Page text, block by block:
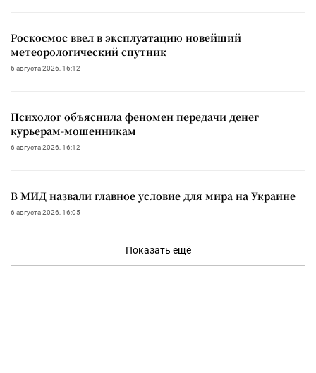
Роскосмос ввел в эксплуатацию новейший
метеорологический спутник
6 августа 2026, 16:12
Психолог объяснила феномен передачи денег
курьерам-мошенникам
6 августа 2026, 16:12
В МИД назвали главное условие для мира на Украине
6 августа 2026, 16:05
Показать ещё